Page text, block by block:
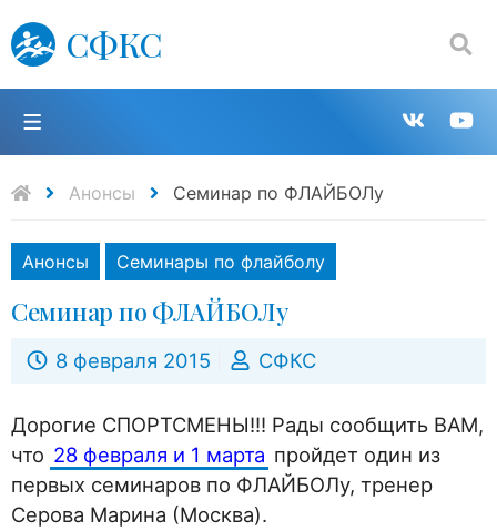
СФКС
Поиск:
Анонсы Семинар по ФЛАЙБОЛу
Анонсы Семинары по флайболу
Семинар по ФЛАЙБОЛу
8 февраля 2015 СФКС
Дорогие СПОРТСМЕНЫ!!! Рады сообщить ВАМ,
что 28 февраля и 1 марта пройдет один из
первых семинаров по ФЛАЙБОЛу, тренер
Серова Марина (Москва).